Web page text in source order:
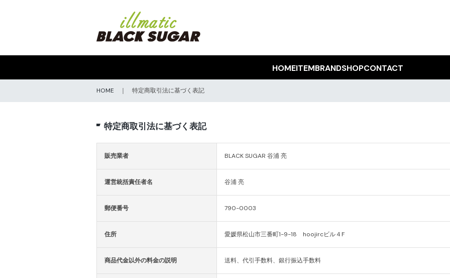
HOMEITEMBRANDSHOPCONTACT
HOME ｜ 特定商取引法に基づく表記
特定商取引法に基づく表記
販売業者 BLACK SUGAR 谷浦 亮
運営統括責任者名 谷浦 亮
郵便番号 790-0003
住所 愛媛県松山市三番町1-9-18 hoojircビル４F
商品代金以外の料金の説明 送料、代引手数料、銀行振込手数料